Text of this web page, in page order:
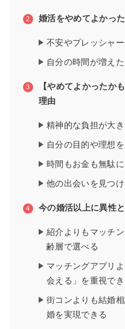
婚活をやめてよかっ
不安やプレッシャ
自分の時間が増えた
【やめてよかったか
理由
精神的な負担が大
自分の目的や理想
時間もお金も無駄
他の出会いを見つ
今の婚活以上に異性
紹介よりもマッチ
齢層で選べる
マッチングアプリ
会える」を重視でき
街コンよりも結婚
婚を実現できる